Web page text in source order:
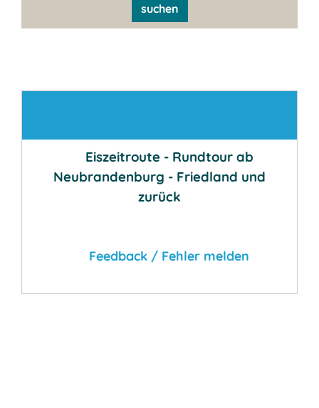
suchen
Eiszeitroute - Rundtour ab
Neubrandenburg - Friedland und
zurück
Feedback / Fehler melden